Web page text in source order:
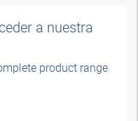
a nuestra
product range